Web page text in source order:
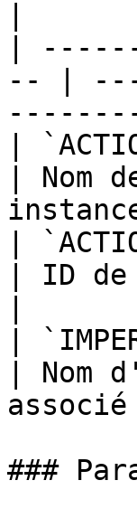
|
-- |
|
| Nom
|
| ID
|
|
###